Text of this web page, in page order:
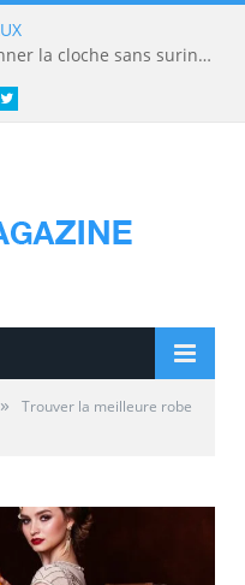
Boxer 30 ou Boxer 42 : dimensionner la cloche sans surinvestir
Twitter
»
Trouver la meilleure robe